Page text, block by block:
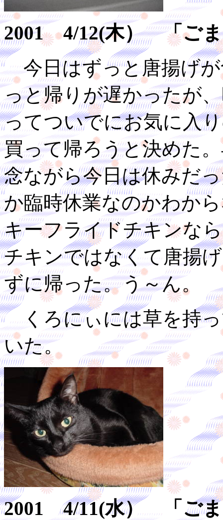
2001 4/12(木） 「ご
今日はずっと唐揚げが
っと帰りが遅かったが
ってついでにお気に入
買って帰ろうと決めた
念ながら今日は休みだ
か臨時休業なのかわか
キーフライドチキンな
チキンではなくて唐揚
ずに帰った。う～ん。
くろにぃには草を持っ
いた。
2001 4/11(水） 「ごま